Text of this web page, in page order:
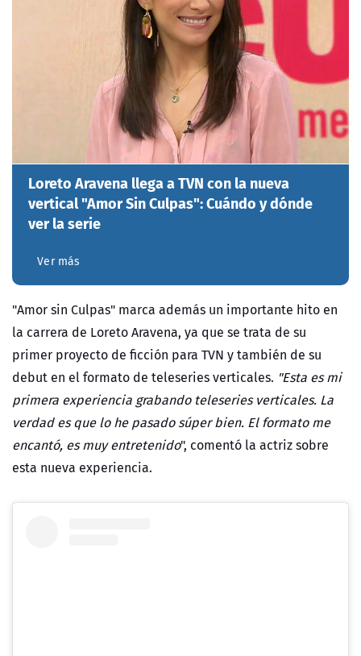
Loreto Aravena llega a TVN con la nueva
vertical "Amor Sin Culpas": Cuándo y dónde
ver la serie
Ver más
"Amor sin Culpas" marca además un importante hito en
la carrera de Loreto Aravena, ya que se trata de su
primer proyecto de ficción para TVN y también de su
debut en el formato de teleseries verticales. "Esta es mi
primera experiencia grabando teleseries verticales. La
verdad es que lo he pasado súper bien. El formato me
encantó, es muy entretenido", comentó la actriz sobre
esta nueva experiencia.